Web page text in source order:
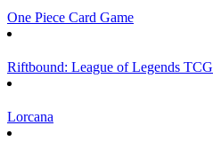
One Piece Card Game
Riftbound: League of Legends TCG
Lorcana